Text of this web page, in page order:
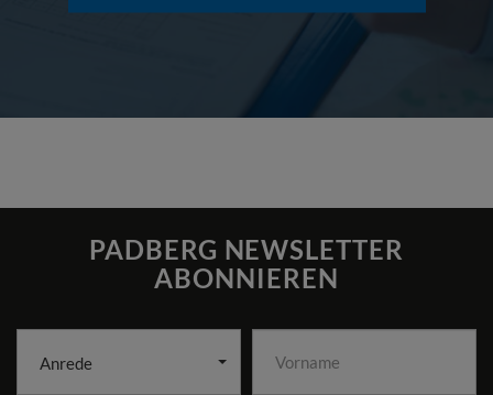
PADBERG NEWSLETTER
ABONNIEREN
Anrede